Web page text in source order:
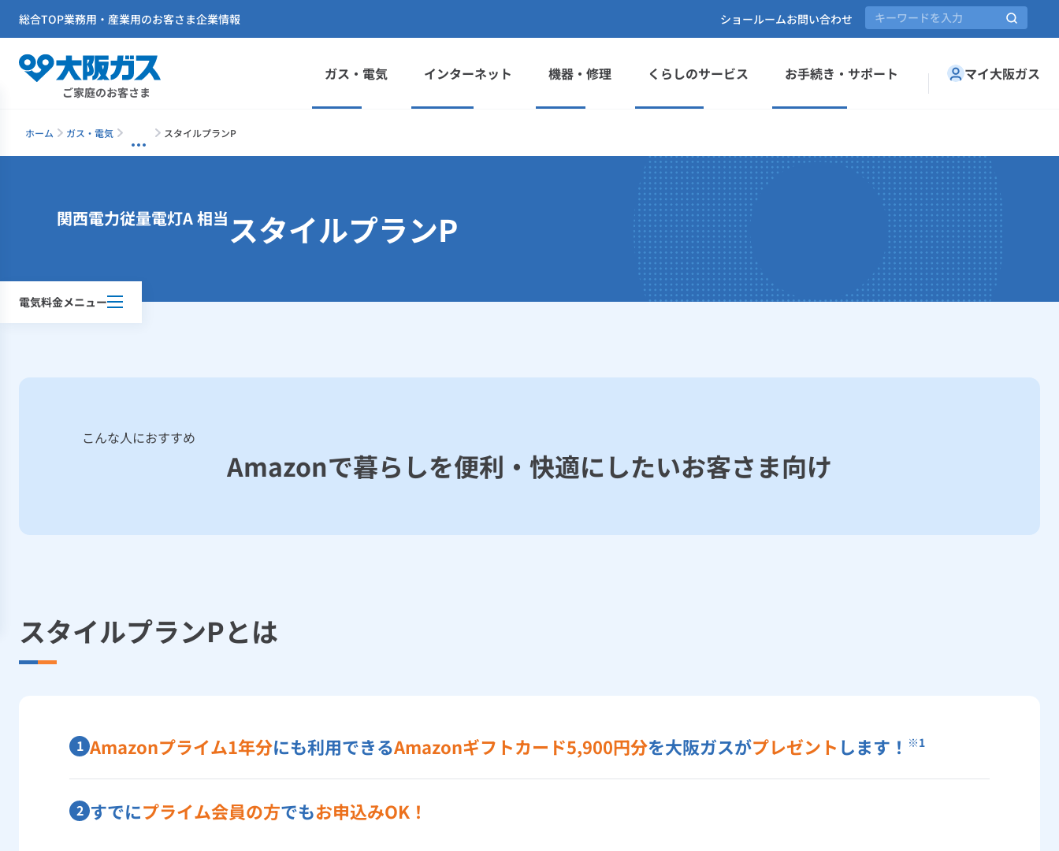
ご家庭のお客さま
ガス・電気 インターネット 機器・修理 くらしのサービス お手続き・サポート マイ大阪ガス
総合TOP業務用・産業用のお客さま企業情報 ショールームお問い合わせ
ホーム ガス・電気 スタイルプランP
電気料金メニュー
関西電力従量電灯A 相当スタイルプランP
こんな人におすすめ
Amazonで暮らしを便利・快適にしたいお客さま向け
スタイルプランPとは
1 Amazonプライム1年分にも利用できるAmazonギフトカード5,900円分を大阪ガスがプレゼント します！ ※1
2 すでにプライム会員の方でもお申込みOK！